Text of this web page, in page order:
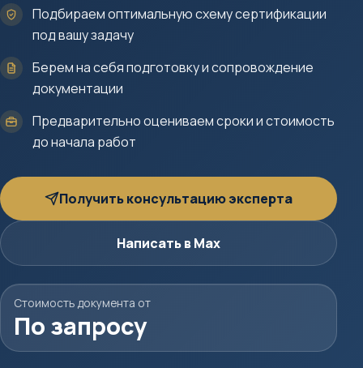
Подбираем оптимальную схему сертификации
под вашу задачу
Берем на себя подготовку и сопровождение
документации
Предварительно оцениваем сроки и стоимость
до начала работ
Получить консультацию эксперта
Написать в Max
Стоимость документа от
По запросу